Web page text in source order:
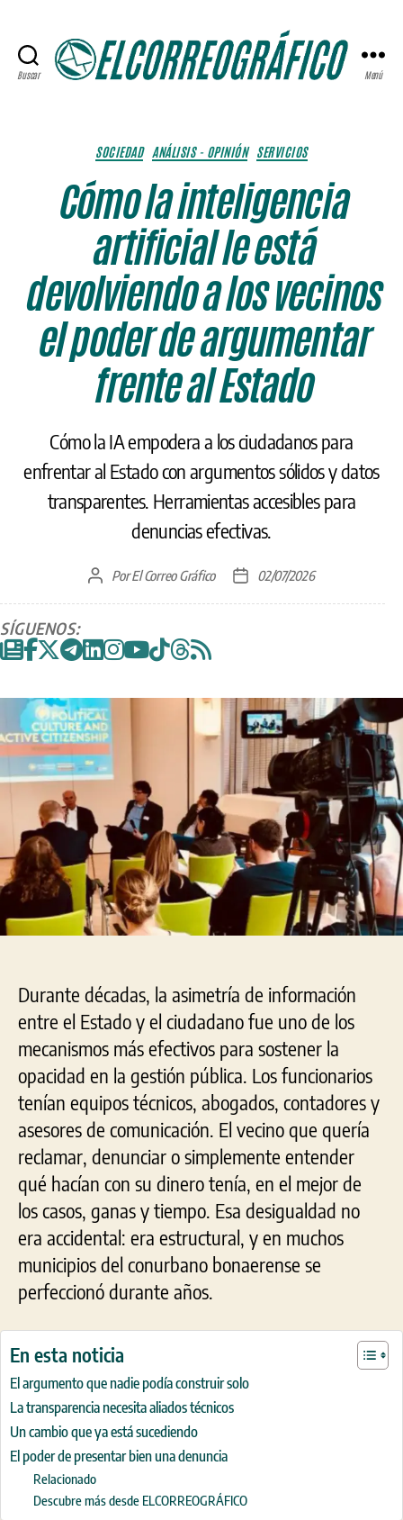
Buscar Menú
Categorías
SOCIEDAD ANÁLISIS - OPINIÓN SERVICIOS
Cómo la inteligencia
artificial le está
devolviendo a los vecinos
el poder de argumentar
frente al Estado
Cómo la IA empodera a los ciudadanos para
enfrentar al Estado con argumentos sólidos y datos
transparentes. Herramientas accesibles para
denuncias efectivas.
Autor
entrada
PorEl Correo Gráfico
Fecha02/07/2026
SÍGUENOS:
Durante décadas, la asimetría de información
entre el Estado y el ciudadano fue uno de los
mecanismos más efectivos para sostener la
opacidad en la gestión pública. Los funcionarios
tenían equipos técnicos, abogados, contadores y
asesores de comunicación. El vecino que quería
reclamar, denunciar o simplemente entender
qué hacían con su dinero tenía, en el mejor de
los casos, ganas y tiempo. Esa desigualdad no
era accidental: era estructural, y en muchos
municipios del conurbano bonaerense se
perfeccionó durante años.
En esta noticia
El argumento que nadie podía construir solo
La transparencia necesita aliados técnicos
Un cambio que ya está sucediendo
El poder de presentar bien una denuncia
Relacionado
Descubre más desde ELCORREOGRÁFICO